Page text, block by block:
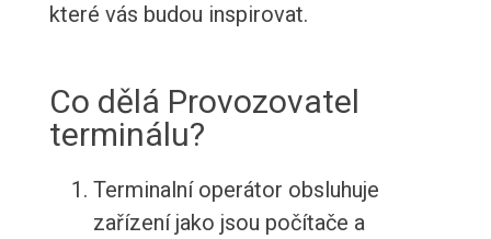
které vás budou inspirovat.
Co dělá Provozovatel
terminálu?
Terminalní operátor obsluhuje
zařízení jako jsou počítače a